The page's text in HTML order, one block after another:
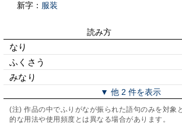
新字： 服装
読み方
なり
ふくさう
みなり
▼ 他 2 件を表示
(注) 作品の中でふりがなが振られた語句のみを対象
的な用法や使用頻度とは異なる場合があります。